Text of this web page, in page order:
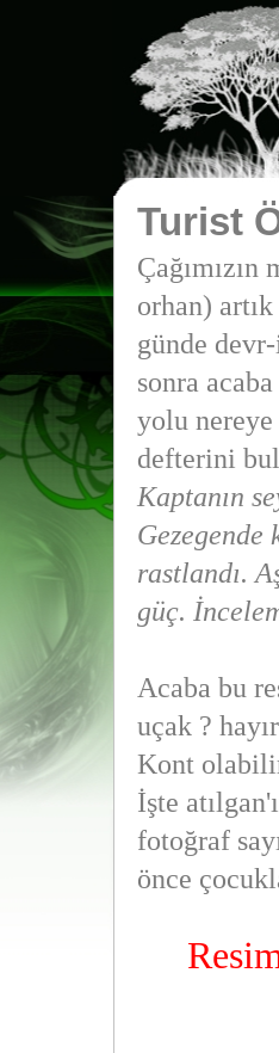
Turist
orhan)
günde
sonra
yolu
defterini
Kaptanın
rastlandı.
güç.
Acaba bu
uçak ?
Kont
İşte
fotoğraf
önce